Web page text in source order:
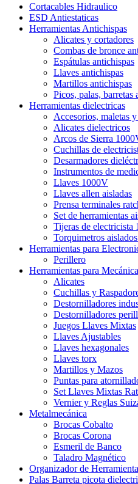
Cortacables Hidraulico
ESD Antiestaticas
Herramientas Antichispas
Alicates y cortadores
Combas de bronce
Espátulas antichispas
Llaves antichispas
Martillos antichispas
Picos, palas, barretas
Herramientas dielectricas
Accesorios, maletas y
Alicates dielectricos
Arcos de Sierra
Cuchillas de
Desarmadores
Instrumentos de
Llaves 1000V
Llaves allen aisladas
Prensa terminales
Set de herramientas
Tijeras de electricista
Torquimetros
Herramientas para
Perillero
Herramientas para Mecánica
Alicates
Cuchillas y
Destornilladores
Destornilladores
Juegos Llaves Mixtas
Llaves Ajustables
Llaves hexagonales
Llaves torx
Martillos y Mazos
Puntas para
Set Llaves Mixtas
Vernier y Reglas
Metalmecánica
Brocas Cobalto
Brocas Corona
Esmeril de Banco
Taladro Magnético
Organizador de
Palas Barreta picota